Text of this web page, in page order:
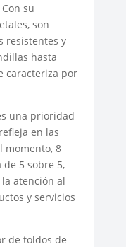
su
son
resistentes y
hasta
caracteriza por
una prioridad
en las
momento, 8
5 sobre 5,
atención al
y servicios
de toldos de